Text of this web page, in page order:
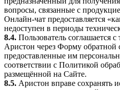
вопросы, связанные с
Онлайн-чат предоставляется
недоступен в периоды
8.4. Пользователь соглашается
Аристон через Форму обратной
предоставленные им
соответствии с Политикой
размещённой на Сайте.
8.5. Аристон вправе сохранять